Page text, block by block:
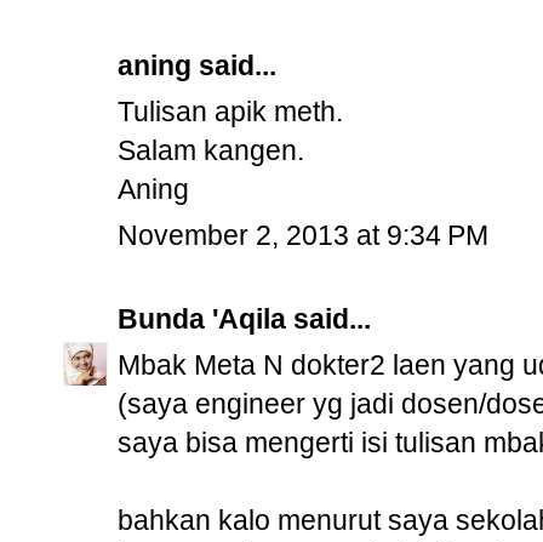
aning said...
Tulisan apik meth.
Salam kangen.
Aning
November 2, 2013 at 9:34 PM
Bunda 'Aqila said...
Mbak Meta N dokter2 laen yang
(saya engineer yg jadi dosen/
saya bisa mengerti isi tulisan
bahkan kalo menurut saya